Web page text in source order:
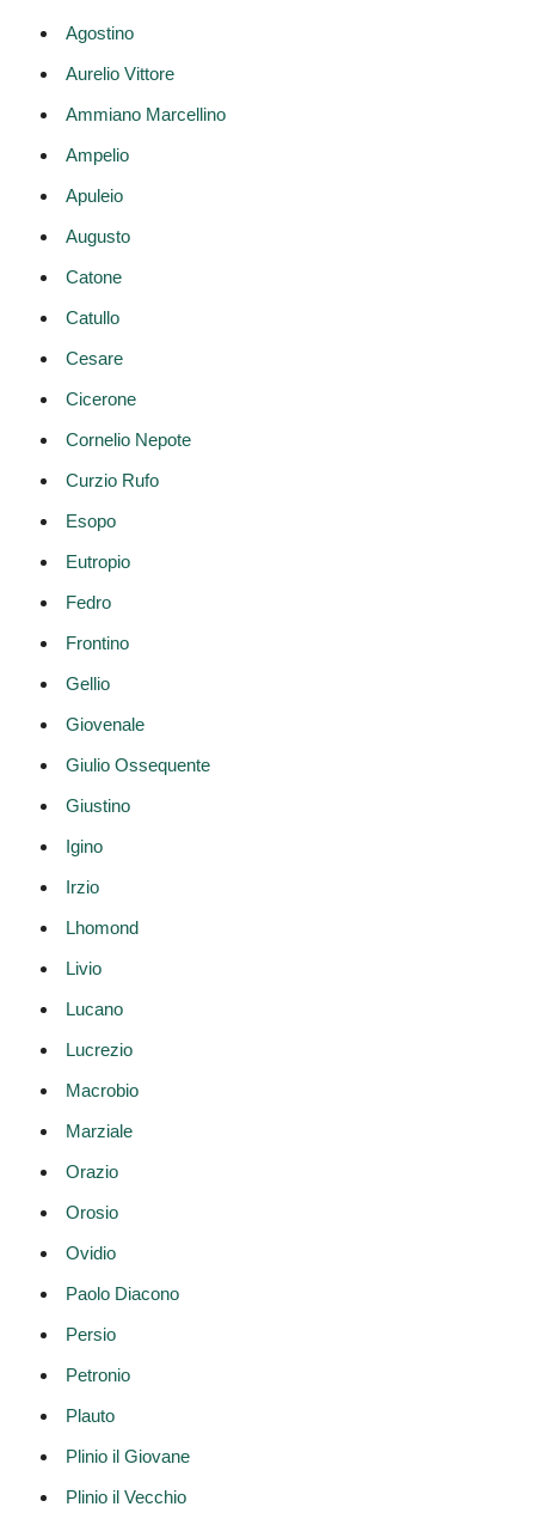
Agostino
Aurelio Vittore
Ammiano Marcellino
Ampelio
Apuleio
Augusto
Catone
Catullo
Cesare
Cicerone
Cornelio Nepote
Curzio Rufo
Esopo
Eutropio
Fedro
Frontino
Gellio
Giovenale
Giulio Ossequente
Giustino
Igino
Irzio
Lhomond
Livio
Lucano
Lucrezio
Macrobio
Marziale
Orazio
Orosio
Ovidio
Paolo Diacono
Persio
Petronio
Plauto
Plinio il Giovane
Plinio il Vecchio